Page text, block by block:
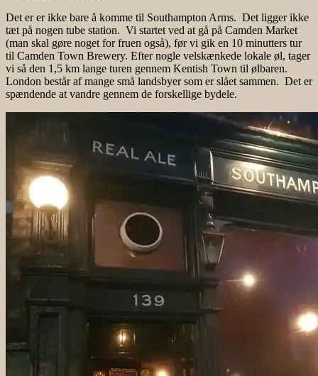
Det er er ikke bare å komme til Southampton Arms. Det ligger ikke
tæt på nogen tube station. Vi startet ved at gå på Camden Market
(man skal gøre noget for fruen også), før vi gik en 10 minutters tur
til Camden Town Brewery. Efter nogle velskænkede lokale øl, tager
vi så den 1,5 km lange turen gennem Kentish Town til ølbaren.
London består af mange små landsbyer som er slået sammen. Det er
spændende at vandre gennem de forskellige bydele.